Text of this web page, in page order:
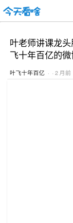
叶老师讲课龙
飞十年百亿的
叶飞十年百亿 · · 2 月前